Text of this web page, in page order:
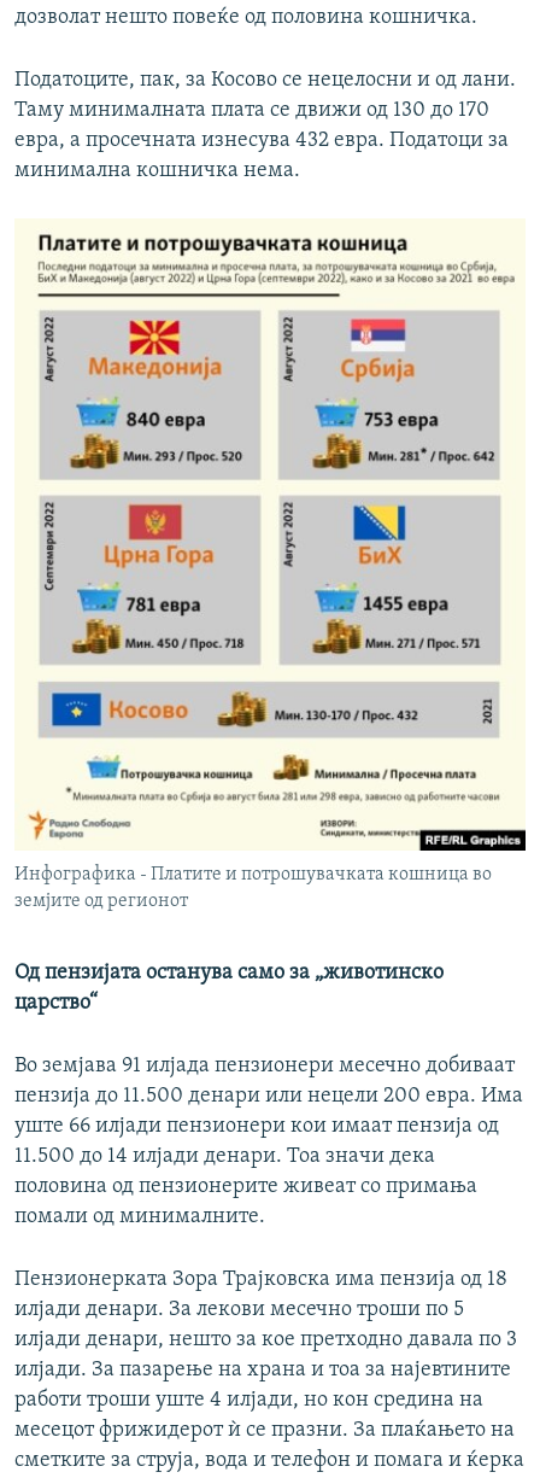
дозволат нешто повеќе од половина кошничка.
Податоците, пак, за Косово се нецелосни и од лани.
Таму минималната плата се движи од 130 до 170
евра, а просечната изнесува 432 евра. Податоци за
минимална кошничка нема.
Инфографика - Платите и потрошувачката кошница во
земјите од регионот
Од пензијата останува само за „животинско
царство“
Во земјава 91 илјада пензионери месечно добиваат
пензија до 11.500 денари или нецели 200 евра. Има
уште 66 илјади пензионери кои имаат пензија од
11.500 до 14 илјади денари. Тоа значи дека
половина од пензионерите живеат со примања
помали од минималните.
Пензионерката Зора Трајковска има пензија од 18
илјади денари. За лекови месечно троши по 5
илјади денари, нешто за кое претходно давала по 3
илјади. За пазарење на храна и тоа за најевтините
работи троши уште 4 илјади, но кон средина на
месецот фрижидерот ѝ се празни. За плаќањето на
сметките за струја, вода и телефон и помага и ќерка